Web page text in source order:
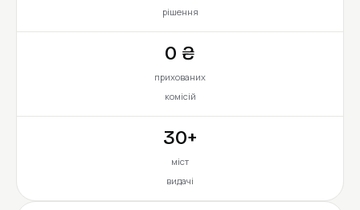
рішення
0 ₴
прихованих
комісій
30+
міст
видачі